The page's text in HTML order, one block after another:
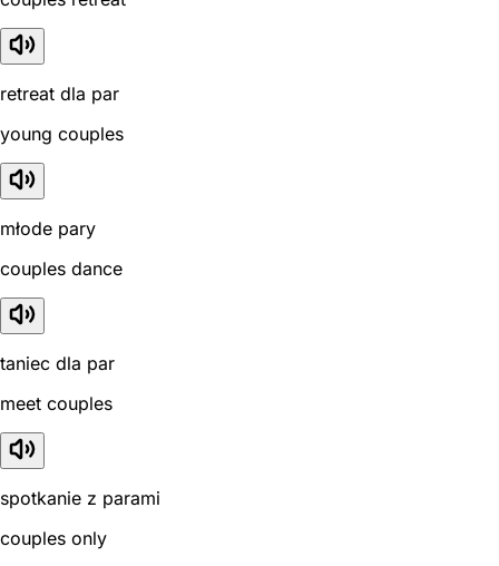
retreat dla par
young couples
młode pary
couples dance
taniec dla par
meet couples
spotkanie z parami
couples only